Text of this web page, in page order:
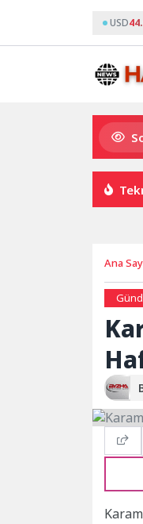
USD
Gupi ve
Ana